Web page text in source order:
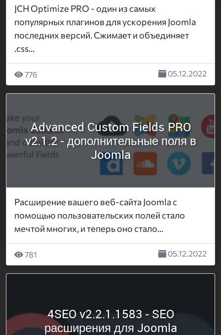
JCH Optimize PRO - один из самых
популярных плагинов для ускорения Joomla
последних версий. Сжимает и объединяет
.css...
776 05.12.2022
Advanced Custom Fields PRO
v2.1.2 - дополнительные поля в
Joomla
Расширение вашего веб-сайта Joomla с
помощью пользовательских полей стало
мечтой многих, и теперь оно стало...
781 05.12.2022
4SEO v2.2.1.1583 - SEO
расширения для Joomla